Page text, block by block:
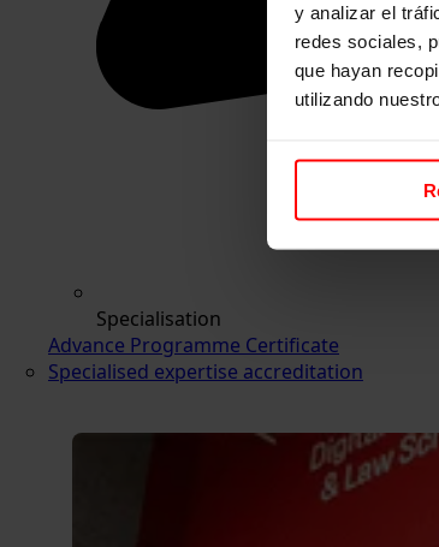
y analizar el
redes sociales,
que hayan
utilizando
Specialisation
Advance Programme Certificate
Specialised expertise accreditation